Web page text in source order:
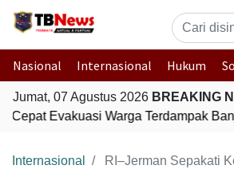
Nasional Internasional Hukum
Jumat, 07 Agustus 2026 BREAKING
Cepat Evakuasi Warga Terdampak
Internasional RI–Jerman Sepakati Kemitraan Tenaga Kerja